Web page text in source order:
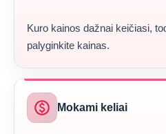
Kuro kainos dažnai keičiasi,
palyginkite kainas.
paid Mokami keliai